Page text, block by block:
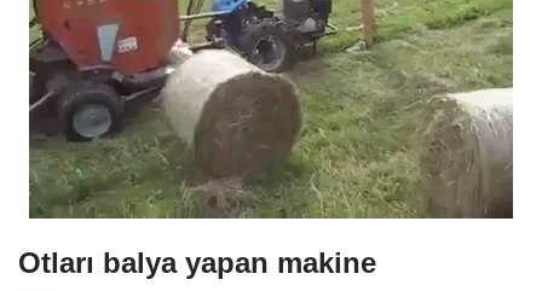
Otları balya yapan makine